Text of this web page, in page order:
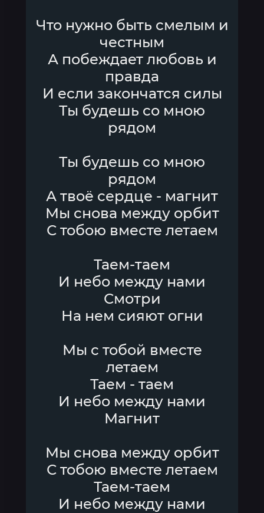
Что нужно быть смелым и
честным
А побеждает любовь и
правда
И если закончатся силы
Ты будешь со мною
рядом
Ты будешь со мною
рядом
А твоё сердце - магнит
Мы снова между орбит
С тобою вместе летаем
Таем-таем
И небо между нами
Смотри
На нем сияют огни
Мы с тобой вместе
летаем
Таем - таем
И небо между нами
Магнит
Мы снова между орбит
С тобою вместе летаем
Таем-таем
И небо между нами